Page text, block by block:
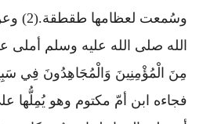
وسُمعت
الله صلى الله عليه وسلم أملى
فجاءه ابن أمّ مكتوم وهو يُمِلُّها